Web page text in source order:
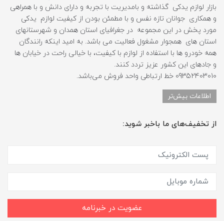
بازار لوازم یدکی گذاشته و بامدیریت با تجربه و دارای دانش و با همراهی
و همکاری جوانان تازه نفس و با مطمئن بودن از کیفیت لوازم یدکی
مورد پخش در این مجموعه در جغرافیای استان همدان و شهرستانهای
استان های همجوار مشغول فعالیت می باشد. به امید اینکه رانندگان
همه خودرو ها با استفاده از لوازم با کیفیت، با خیالی راحت در خیابان ها
و جادهای این کشور عزیز تردد کنند.
09352403010 خط ارتباطی واحد فروش می‌باشد.
اطلاعات بیش‌تر
از تخفیف‌های ما باخبر شوید:
عضویت در خبرنامه